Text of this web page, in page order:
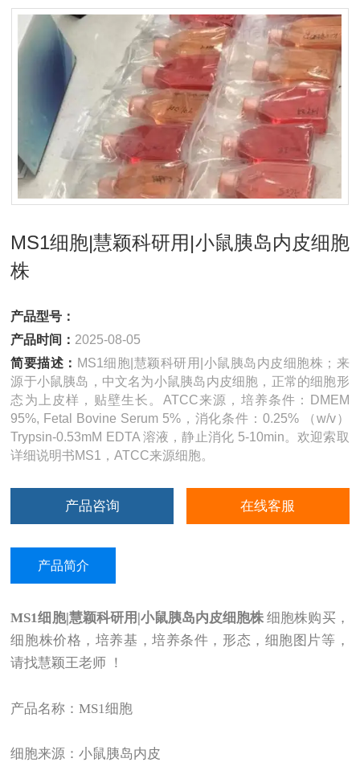
MS1细胞|慧颖科研用|小鼠胰岛内皮细胞
株
产品型号：
产品时间： 2025-08-05
简要描述： MS1细胞|慧颖科研用|小鼠胰岛内皮细胞株；来
源于小鼠胰岛，中文名为小鼠胰岛内皮细胞，正常的细胞形
态为上皮样，贴壁生长。ATCC来源，培养条件：DMEM
95%, Fetal Bovine Serum 5%，消化条件：0.25% （w/v）
Trypsin-0.53mM EDTA 溶液，静止消化 5-10min。欢迎索取
详细说明书MS1，ATCC来源细胞。
产品咨询 在线客服
产品简介
MS1细胞|慧颖科研用|小鼠胰岛内皮细胞株 细胞株购买，
细胞株价格，培养基，培养条件，形态，细胞图片等，
请找慧颖王老师 ！
产品名称：MS1细胞
细胞来源：小鼠胰岛内皮